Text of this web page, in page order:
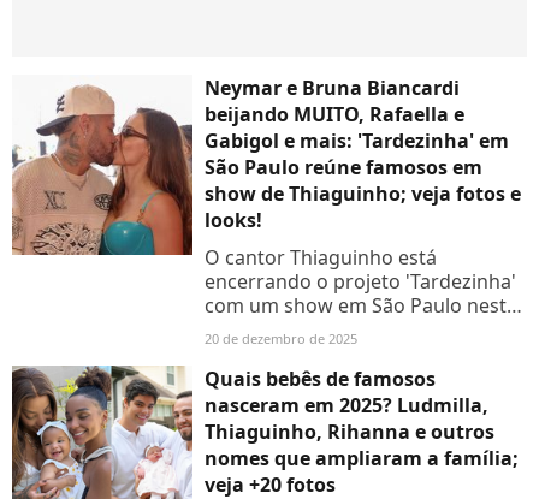
Neymar e Bruna Biancardi
beijando MUITO, Rafaella e
Gabigol e mais: 'Tardezinha' em
São Paulo reúne famosos em
show de Thiaguinho; veja fotos e
looks!
O cantor Thiaguinho está
encerrando o projeto 'Tardezinha'
com um show em São Paulo neste
sábado (20), que contou com a
presença de muitos famosos
20 de dezembro de 2025
Quais bebês de famosos
nasceram em 2025? Ludmilla,
Thiaguinho, Rihanna e outros
nomes que ampliaram a família;
veja +20 fotos